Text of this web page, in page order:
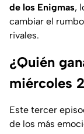
de los Enigmas,
cambiar el
rivales.
¿Quién
miércoles
Este tercer
de los más